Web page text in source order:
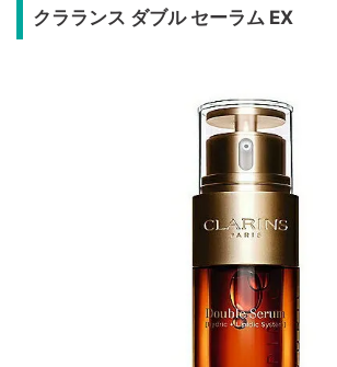
クラランス ダブル セーラム EX